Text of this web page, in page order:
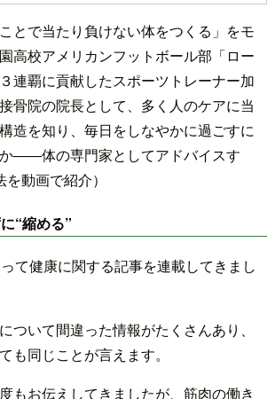
とで当たり負けない体をつくる」をモ
高校アメリカンフットボール部「ロー
連覇に貢献したスポーツトレーナー加
骨院の院長として、多く人のケアに当
造を知り、毎日をしなやかに過ごすに
――体の専門家としてアドバイスす
動画で紹介）
“縮める”
て健康に関する記事を連載してきまし
ついて間違った情報がたくさんあり、
も同じことが言えます。
もお伝えしてきましたが、筋肉の働き